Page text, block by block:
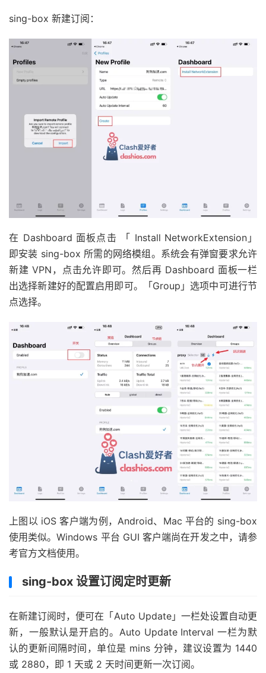
sing-box 新建订阅：
在 Dashboard 面板点击 「 Install NetworkExtension」
即安装 sing-box 所需的网络模组。系统会有弹窗要求允许
新建 VPN，点击允许即可。然后再 Dashboard 面板一栏
出选择新建好的配置启用即可。「Group」选项中可进行节
点选择。
上图以 iOS 客户端为例，Android、Mac 平台的 sing-box
使用类似。Windows 平台 GUI 客户端尚在开发之中，请参
考官方文档使用。
sing-box 设置订阅定时更新
在新建订阅时，便可在「Auto Update」一栏处设置自动更
新，一般默认是开启的。Auto Update Interval 一栏为默
认的更新间隔时间，单位是 mins 分钟，建议设置为 1440
或 2880，即 1 天或 2 天时间更新一次订阅。